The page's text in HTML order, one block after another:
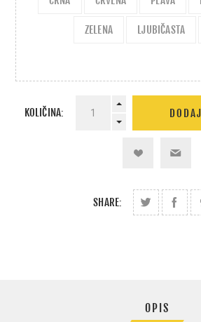
ZELENA LJUBIČASTA
KOLIČINA:
SHARE:
OPIS